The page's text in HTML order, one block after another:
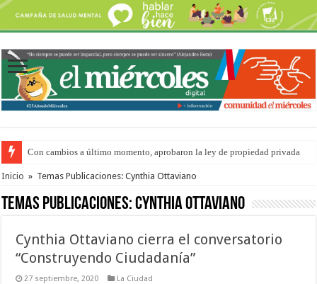
Con cambios a último momento, aprobaron la ley de propiedad privada
Del viernes 7 al domingo 9 de agosto: la agenda ¿A dónde ir? para este
Inicio » Temas Publicaciones: Cynthia Ottaviano
Temas Publicaciones:Cynthia Ottaviano
Cynthia Ottaviano cierra el conversatorio
“Construyendo Ciudadanía”
27 septiembre, 2020 La Ciudad